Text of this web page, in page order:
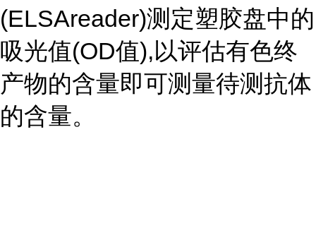
(ELSAreader)测定塑胶盘中的
吸光值(OD值),以评估有色终
产物的含量即可测量待测抗体
的含量。